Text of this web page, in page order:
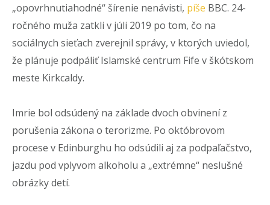
„opovrhnutiahodné“ šírenie nenávisti, píše BBC. 24-
ročného muža zatkli v júli 2019 po tom, čo na
sociálnych sieťach zverejnil správy, v ktorých uviedol,
že plánuje podpáliť Islamské centrum Fife v škótskom
meste Kirkcaldy.
Imrie bol odsúdený na základe dvoch obvinení z
porušenia zákona o terorizme. Po októbrovom
procese v Edinburghu ho odsúdili aj za podpaľačstvo,
jazdu pod vplyvom alkoholu a „extrémne“ neslušné
obrázky detí.